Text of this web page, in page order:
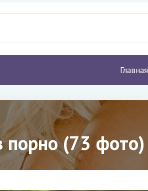
Главная
порно (73 фото)